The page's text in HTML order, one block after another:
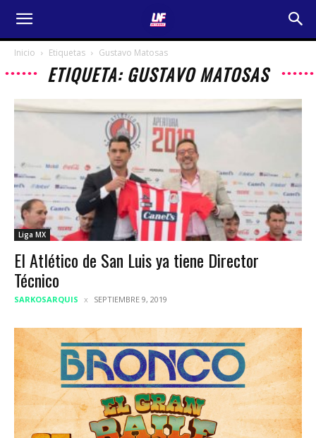
Inicio Etiquetas Gustavo Matosas
ETIQUETA: GUSTAVO MATOSAS
Liga MX
El Atlético de San Luis ya tiene Director
Técnico
SARKOSARQUIS SEPTIEMBRE 9, 2019